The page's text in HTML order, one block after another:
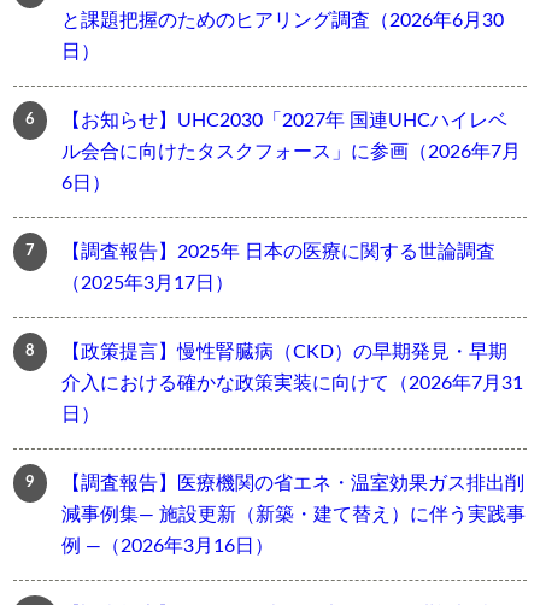
と課題把握のためのヒアリング調査（2026年6月30
日）
【お知らせ】UHC2030「2027年 国連UHCハイレベ
ル会合に向けたタスクフォース」に参画（2026年7月
6日）
【調査報告】2025年 日本の医療に関する世論調査
（2025年3月17日）
【政策提言】慢性腎臓病（CKD）の早期発見・早期
介入における確かな政策実装に向けて（2026年7月31
日）
【調査報告】医療機関の省エネ・温室効果ガス排出削
減事例集― 施設更新（新築・建て替え）に伴う実践事
例 ―（2026年3月16日）